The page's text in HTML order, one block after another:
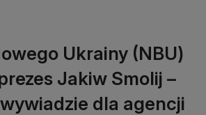
Ukrainy (NBU)
Jakiw Smolij –
dla agencji